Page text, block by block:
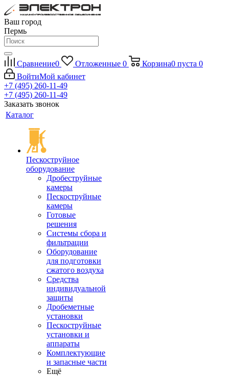
Ваш город
Пермь
Сравнение0 Отложенные 0 Корзина0 пуста 0
ВойтиМой кабинет
+7 (495) 260-11-49
+7 (495) 260-11-49
Заказать звонок
Каталог
Пескоструйное
оборудование
Дробеструйные
камеры
Пескоструйные
камеры
Готовые
решения
Системы сбора и
фильтрации
Оборудование
для подготовки
сжатого воздуха
Средства
индивидуальной
защиты
Дробеметные
установки
Пескоструйные
установки и
аппараты
Комплектующие
и запасные части
Ещё